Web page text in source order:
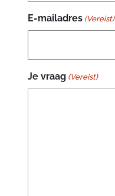
E-mailadres (Vereist)
Je vraag (Vereist)